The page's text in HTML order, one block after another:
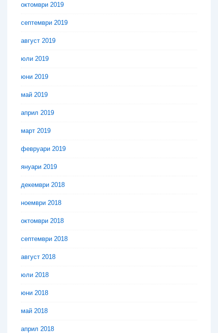
октомври 2019
септември 2019
август 2019
юли 2019
юни 2019
май 2019
април 2019
март 2019
февруари 2019
януари 2019
декември 2018
ноември 2018
октомври 2018
септември 2018
август 2018
юли 2018
юни 2018
май 2018
април 2018